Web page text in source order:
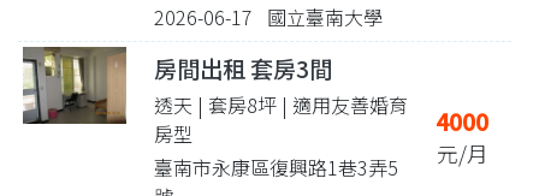
2026-06-17 國立臺南大學
房間出租 套房3間
透天 | 套房8坪 | 適用友善婚育
房型
臺南市永康區復興路1巷3弄5
4000
元/月